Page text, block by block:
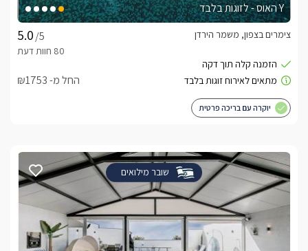
Y האוס - לזוגות בלבד
/5
צימרים בצפון, משמר הירדן
החל מ- ₪1753
יוקרה עם בריכה פרטית
שובר מילואים